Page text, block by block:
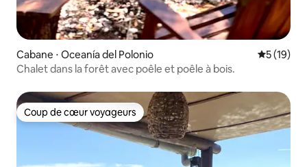
Cabane ⋅ Oceanía del Polonio
5 (19)
Chalet dans la forêt avec poêle et poêle à bois.
Coup de cœur voyageurs
Coup de cœur voyageurs